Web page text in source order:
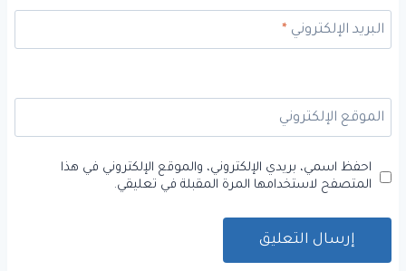
البريد الإلكتروني*
الموقع الإلكتروني
احفظ اسمي، بريدي الإلكتروني، والموقع الإلكتروني في هذا
المتصفح لاستخدامها المرة المقبلة في تعليقي.